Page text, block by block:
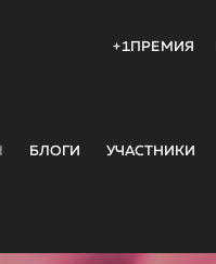
+1ПРЕМИЯ
БЛОГИ УЧАСТНИКИ